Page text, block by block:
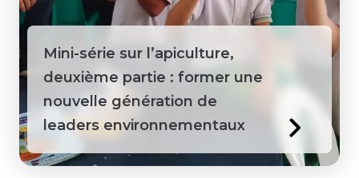
Guyana
Honduras
Jamaïque
Mini-série sur l’apiculture,
deuxième partie : former une
nouvelle génération de
leaders environnementaux